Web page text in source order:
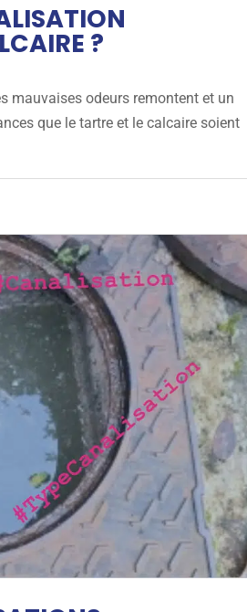
?
mauvaises odeurs remontent et un
que le tartre et le calcaire soient